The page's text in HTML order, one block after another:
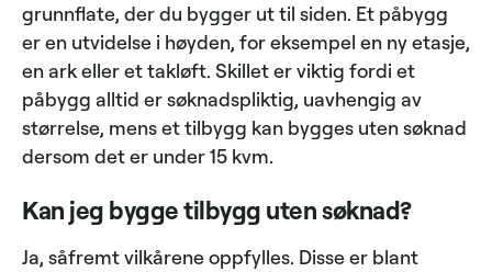
grunnflate, der du bygger ut til siden. Et påbygg
er en utvidelse i høyden, for eksempel en ny etasje,
en ark eller et takløft. Skillet er viktig fordi et
påbygg alltid er søknadspliktig, uavhengig av
størrelse, mens et tilbygg kan bygges uten søknad
dersom det er under 15 kvm.
Kan jeg bygge tilbygg uten søknad?
Ja, såfremt vilkårene oppfylles. Disse er blant